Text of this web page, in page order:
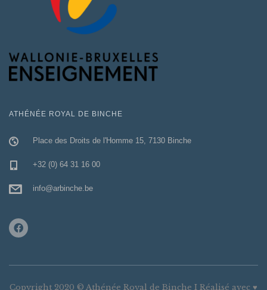
ATHÉNÉE ROYAL DE BINCHE
Place des Droits de l'Homme 15, 7130 Binche
+32 (0) 64 31 16 00
info@arbinche.be
Copyright 2020 © Athénée Royal de Binche I Réalisé avec ♥